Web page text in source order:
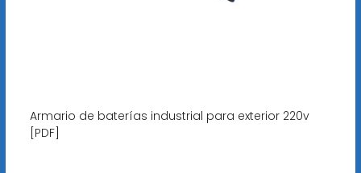
Armario de baterías industrial para exterior 220v
[PDF]